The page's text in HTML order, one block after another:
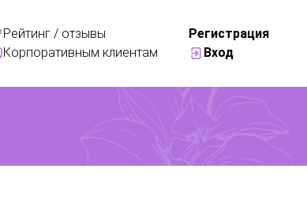
Рейтинг / отзывы
Корпоративным клиентам
Регистрация
Вход